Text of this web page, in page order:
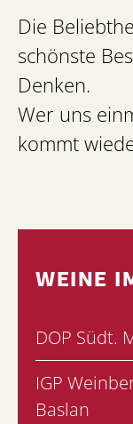
Die
schönste
Denken.
Wer uns
kommt
WEINE
DOP Südt.
IGP
Baslan